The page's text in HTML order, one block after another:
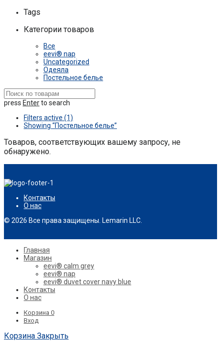
Tags
Категории товаров
Все
eevi® nap
Uncategorized
Одеяла
Постельное белье
press Enterto search
Filters active (1)
Showing “Постельное белье”
Товаров, соответствующих вашему запросу, не
обнаружено.
Контакты
О нас
© 2026 Все права защищены. Lemarin LLC.
Главная
Магазин
eevi® calm grey
eevi® nap
eevi® duvet cover navy blue
Контакты
О нас
Корзина 0
Вход
Корзина Закрыть